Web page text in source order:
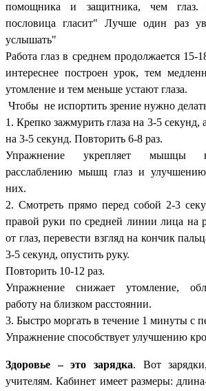
помощника и защитника, чем глаз.
пословица гласит" Лучше один раз
услышать"
Работа глаз в среднем продолжается 15-
интереснее построен урок, тем
утомление и тем меньше устают глаза.
Чтобы не испортить зрение нужно
1. Крепко зажмурить глаза на 3-5 секунд,
на 3-5 секунд. Повторить 6-8 раз.
Упражнение укрепляет мышцы
расслаблению мышц глаз и
них.
2. Смотреть прямо перед собой 2-3
правой руки по средней линии лица на
от глаз, перевести взгляд на кончик
3-5 секунд, опустить руку.
Повторить 10-12 раз.
Упражнение снижает утомление,
работу на близком расстоянии.
3. Быстро моргать в течение 1 минуты с
Упражнение способствует улучшению
Здоровье – это зарядка. Вот
учителям. Кабинет имеет размеры: